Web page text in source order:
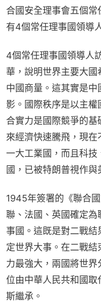
合國安全理事會五個
有4個常任理事國領導
4個常任理事國領導人
華，說明世界主要大
中國商量。這其實是
影。國際秩序是以主
合實力是國際競爭的
來經濟快速騰飛，現
一大工業國，而且科
國，已被特朗普視作與
1945年簽署的《聯合
聯、法國、英國確定
事國。這既是對二戰
定世界大事。在二戰
力最強大，兩國將世界
位由中華人民共和國取
斯繼承。